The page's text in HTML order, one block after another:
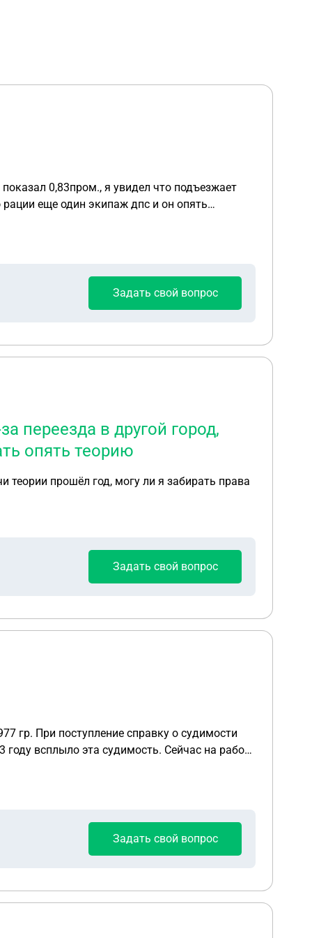
0,83пром., я увидел что подъезжает
еще один экипаж дпс и он опять
алкогольного опьянения. Мне
Задать свой вопрос
переезда в другой город,
опять теорию
теории прошёл год, могу ли я забирать права
Задать свой вопрос
гр. При поступление справку о судимости
уволить? Спасибо
Задать свой вопрос